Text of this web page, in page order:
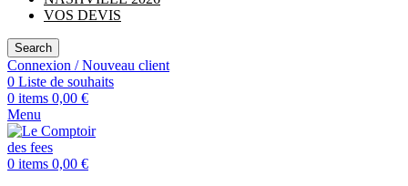
VOS DEVIS
Search
Connexion / Nouveau client
0 Liste de souhaits
0 items 0,00 €
Menu
0 items 0,00 €